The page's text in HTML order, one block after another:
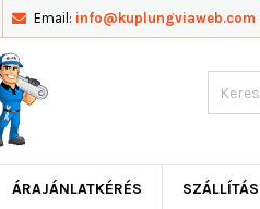
Email: info@kuplungviaweb.com
ÁRAJÁNLATKÉRÉS SZÁLLÍTÁS